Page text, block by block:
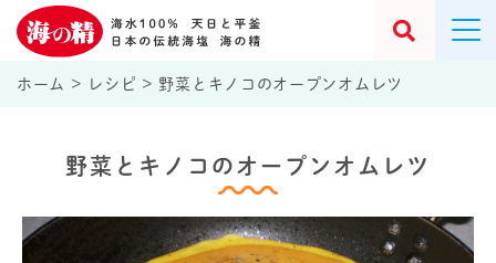
ホーム > レシピ > 野菜とキノコのオープンオムレツ
野菜とキノコのオープンオムレツ